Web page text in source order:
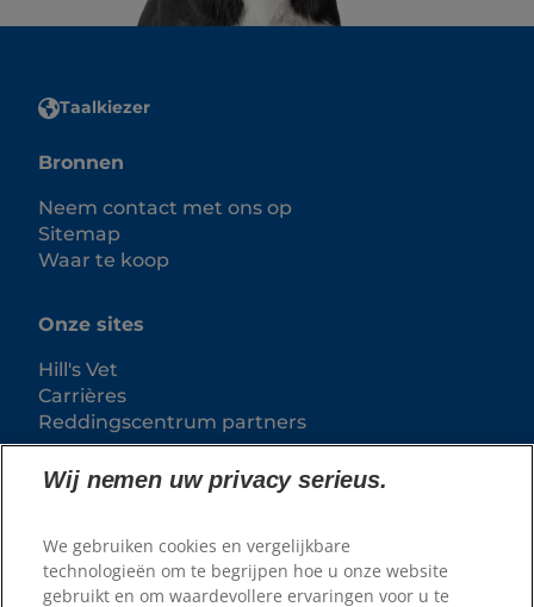
Taalkiezer
Bronnen
Neem contact met ons op
Sitemap
Waar te koop
Onze sites
Hill's Vet
Carrières
Reddingscentrum partners
Wij nemen uw privacy serieus.
We gebruiken cookies en vergelijkbare
technologieën om te begrijpen hoe u onze website
gebruikt en om waardevollere ervaringen voor u te